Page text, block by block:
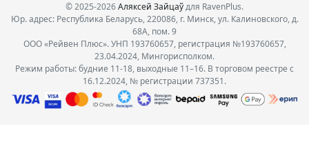
© 2025-2026Аляксей Зайцаўдля RavenPlus.
Юр. адрес: Республика Беларусь, 220086, г. Минск, ул. Калиновского, д.
68А, пом. 9
ООО «Рейвен Плюс». УНП 193760657, регистрация №193760657,
23.04.2024, Мингорисполком.
Режим работы: будние 11-18, выходные 11–16. В торговом реестре с
16.12.2024, № регистрации 737351.